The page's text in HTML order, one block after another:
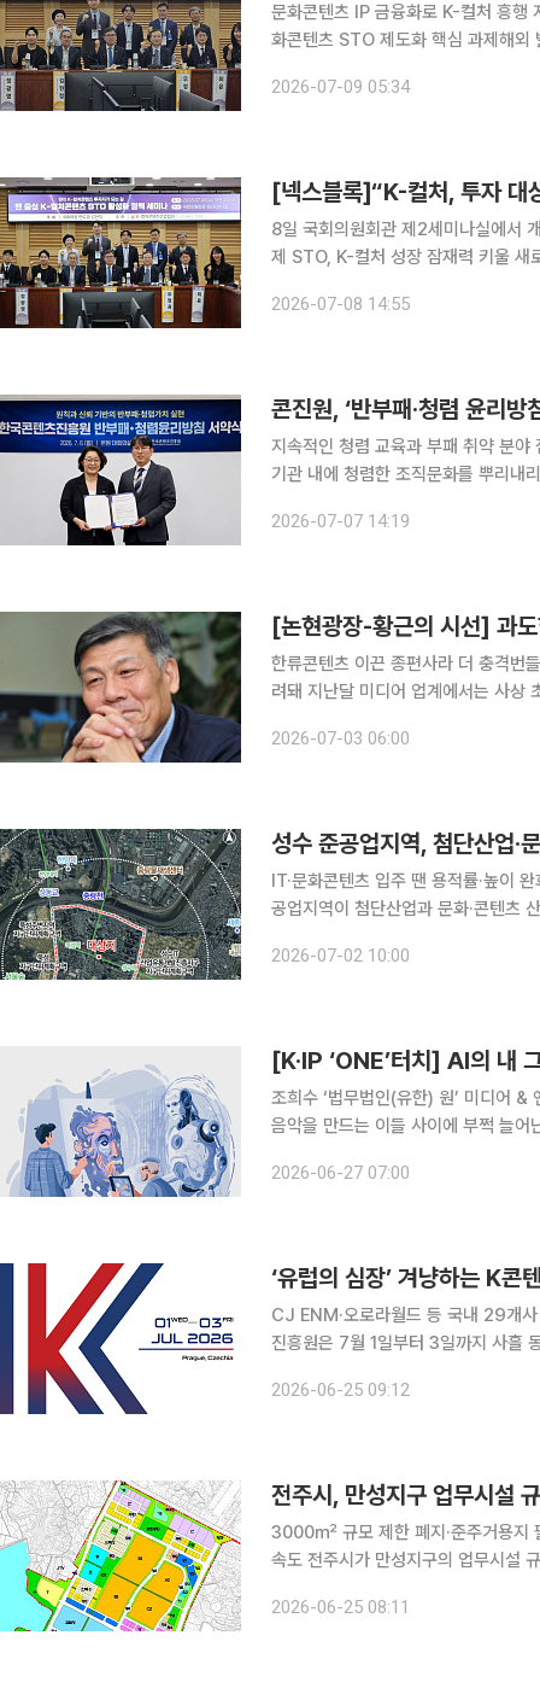
문화콘텐츠 IP 금융화로 K-컬처 흥행
화콘텐츠 STO 제도화 핵심 과제해외 발
으로 이어가려는 논의가 국회에서 진
2026-07-09 05:34
8일 국회의원회관 제2세미나실에서
제 STO, K-컬처 성장 잠재력 키울 새
서 이를 기반으로 STO와 디지털자산
2026-07-08 14:55
콘진원, ‘반부패·청렴 윤리
지속적인 청렴 교육과 부패 취약 분야 점검으로
기관 내에 청렴한 조직문화를 뿌리내
2026-07-07 14:19
[논현광장-황근의 시선] 과
한류콘텐츠 이끈 종편사라 더 충격번
려돼 지난달 미디어 업계에서는 사상 초유의 일이 벌어졌다. 정부가 심사를 거쳐 승인한 종합편성채
것은 아니지만 부채 규모나 전통 미
2026-07-03 06:00
성수 준공업지역, 첨단산업
IT·문화콘텐츠 입주 땐 용적률·높이 완화붉
공업지역이 첨단산업과 문화·콘텐츠
하고 있다. 서울시는 전날 열린
2026-07-02 10:00
[K·IP ‘ONE’터치] AI의 내
조희수 ‘법무법인(유한) 원’ 미디어
음악을 만드는 이들 사이에 부쩍 늘
시대에, 그 결과물의 바탕에는 누군가
2026-06-27 07:00
‘유럽의 심장’ 겨냥하는 K
CJ ENM·오로라월드 등 국내 29개사 참
진흥원은 7월 1일부터 3일까지 사흘
인 이번 엑스포를 통해 사우디아라비
2026-06-25 09:12
전주시, 만성지구 업무시설
3000㎡ 규모 제한 폐지·준주거용지
속도 전주시가 만성지구의 업무시설 규제를 완화해 기업·금융기관 유치에 나선다. 25일 전주시에
을 추진한다. 주요 내용은 기
2026-06-25 08:11